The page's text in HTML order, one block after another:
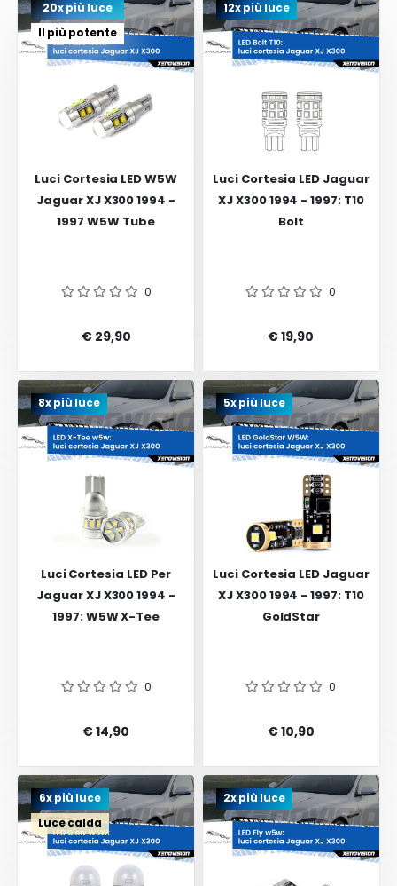
20x più luce
Il più potente
Luci Cortesia LED W5W
Jaguar XJ X300 1994 -
1997 W5W Tube
0
€ 29,90
12x più luce
Luci Cortesia LED Jaguar
XJ X300 1994 - 1997: T10
Bolt
0
€ 19,90
8x più luce
Luci Cortesia LED Per
Jaguar XJ X300 1994 -
1997: W5W X-Tee
0
€ 14,90
5x più luce
Luci Cortesia LED Jaguar
XJ X300 1994 - 1997: T10
GoldStar
0
€ 10,90
6x più luce
Luce calda
2x più luce